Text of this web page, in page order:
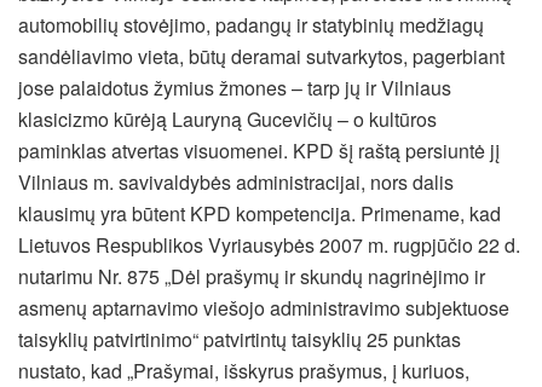
automobilių stovėjimo, padangų ir statybinių medžiagų
sandėliavimo vieta, būtų deramai sutvarkytos, pagerbiant
jose palaidotus žymius žmones – tarp jų ir Vilniaus
klasicizmo kūrėją Lauryną Gucevičių – o kultūros
paminklas atvertas visuomenei. KPD šį raštą persiuntė jį
Vilniaus m. savivaldybės administracijai, nors dalis
klausimų yra būtent KPD kompetencija. Primename, kad
Lietuvos Respublikos Vyriausybės 2007 m. rugpjūčio 22 d.
nutarimu Nr. 875 „Dėl prašymų ir skundų nagrinėjimo ir
asmenų aptarnavimo viešojo administravimo subjektuose
taisyklių patvirtinimo“ patvirtintų taisyklių 25 punktas
nustato, kad „Prašymai, išskyrus prašymus, į kuriuos,